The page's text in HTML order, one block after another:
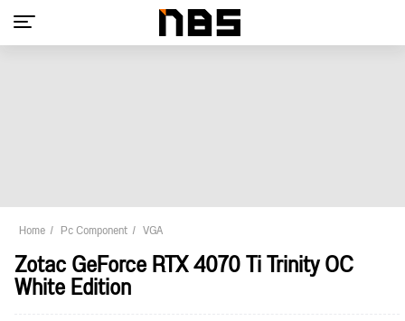
Home Pc Component VGA
Zotac GeForce RTX 4070 Ti Trinity OC
White Edition